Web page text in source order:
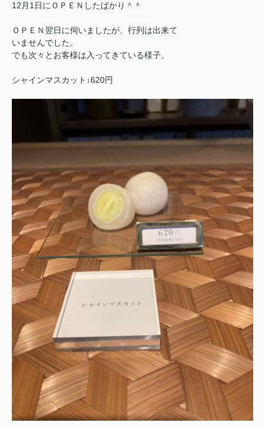
12月1日にＯＰＥＮしたばかり＾＾
ＯＰＥＮ翌日に伺いましたが、行列は出来て
いませんでした。
でも次々とお客様は入ってきている様子。
シャインマスカット↓620円